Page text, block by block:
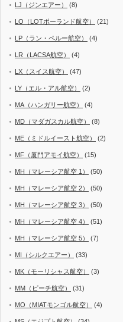
LJ（ジンエアー） (8)
LO（LOTポーランド航空） (21)
LP（ラン・ペルー航空） (4)
LR（LACSA航空） (4)
LX（スイス航空） (47)
LY（エル・アル航空） (2)
MA（ハンガリー航空） (4)
MD（マダガスカル航空） (8)
ME（ミドルイースト航空） (2)
MF（厦門アモイ航空） (15)
MH（マレーシア航空 1） (50)
MH（マレーシア航空 2） (50)
MH（マレーシア航空 3） (50)
MH（マレーシア航空 4） (51)
MH（マレーシア航空 5） (7)
MI（シルクエアー） (33)
MK（モーリシャス航空） (3)
MM（ピーチ航空） (31)
MO（MIATモンゴル航空） (4)